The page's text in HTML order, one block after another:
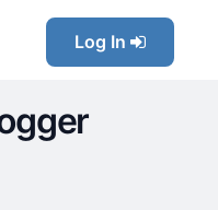
Log In